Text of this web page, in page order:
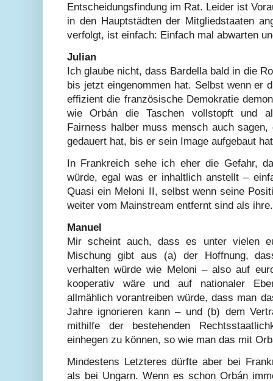
Entscheidungsfindung im Rat. Leider ist
in den Hauptstädten der Mitgliedstaaten
verfolgt, ist einfach: Einfach mal abwarten
Julian
Ich glaube nicht, dass Bardella bald in die
bis jetzt eingenommen hat. Selbst wenn er
effizient die französische Demokratie
wie Orbán die Taschen vollstopft und
Fairness halber muss mensch auch
gedauert hat, bis er sein Image aufgebaut
In Frankreich sehe ich eher die Gefahr,
würde, egal was er inhaltlich anstellt –
Quasi ein Meloni II, selbst wenn seine
weiter vom Mainstream entfernt sind als ihre.
Manuel
Mir scheint auch, dass es unter vielen
Mischung gibt aus (a) der Hoffnung,
verhalten würde wie Meloni – also auf
kooperativ wäre und auf nationaler
allmählich vorantreiben würde, dass man
Jahre ignorieren kann – und (b) dem
mithilfe der bestehenden
einhegen zu können, so wie man das mit
Mindestens Letzteres dürfte aber bei
als bei Ungarn. Wenn es schon Orbán